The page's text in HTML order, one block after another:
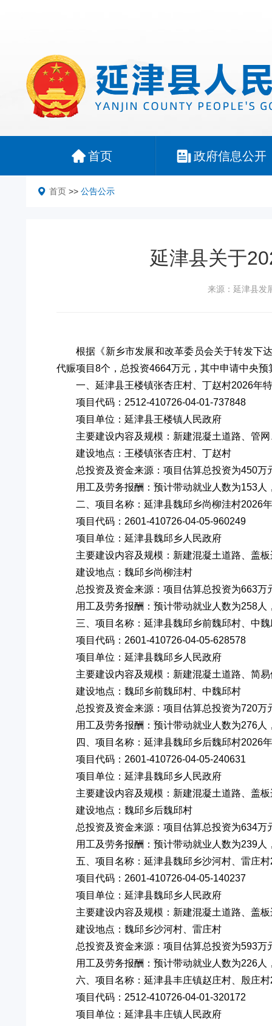
首页 政府信息公开
首页 >> 公告公示
延津县关于
来源：延津县发
根据《新乡市发展和改革委员会关于转发下
代赈项目8个，总投资4664万元，其中申请中央
一、延津县王楼镇张杏庄村、丁赵村2026年
项目代码：2512-410726-04-01-737848
项目单位：延津县王楼镇人民政府
主要建设内容及规模：新建混凝土道路、管
建设地点：王楼镇张杏庄村、丁赵村
总投资及资金来源：项目估算总投资为450
用工及劳务报酬：预计带动就业人数为153
二、项目名称：延津县魏邱乡尚柳洼村2026
项目代码：2601-410726-04-05-960249
项目单位：延津县魏邱乡人民政府
主要建设内容及规模：新建混凝土道路、盖
建设地点：魏邱乡尚柳洼村
总投资及资金来源：项目估算总投资为663
用工及劳务报酬：预计带动就业人数为258
三、项目名称：延津县魏邱乡前魏邱村、中
项目代码：2601-410726-04-05-628578
项目单位：延津县魏邱乡人民政府
主要建设内容及规模：新建混凝土道路、简
建设地点：魏邱乡前魏邱村、中魏邱村
总投资及资金来源：项目估算总投资为720
用工及劳务报酬：预计带动就业人数为276
四、项目名称：延津县魏邱乡后魏邱村2026
项目代码：2601-410726-04-05-240631
项目单位：延津县魏邱乡人民政府
主要建设内容及规模：新建混凝土道路、盖
建设地点：魏邱乡后魏邱村
总投资及资金来源：项目估算总投资为634
用工及劳务报酬：预计带动就业人数为239
五、项目名称：延津县魏邱乡沙河村、雷庄
项目代码：2601-410726-04-05-140237
项目单位：延津县魏邱乡人民政府
主要建设内容及规模：新建混凝土道路、盖
建设地点：魏邱乡沙河村、雷庄村
总投资及资金来源：项目估算总投资为593
用工及劳务报酬：预计带动就业人数为226
六、项目名称：延津县丰庄镇赵庄村、殷庄
项目代码：2512-410726-04-01-320172
项目单位：延津县丰庄镇人民政府